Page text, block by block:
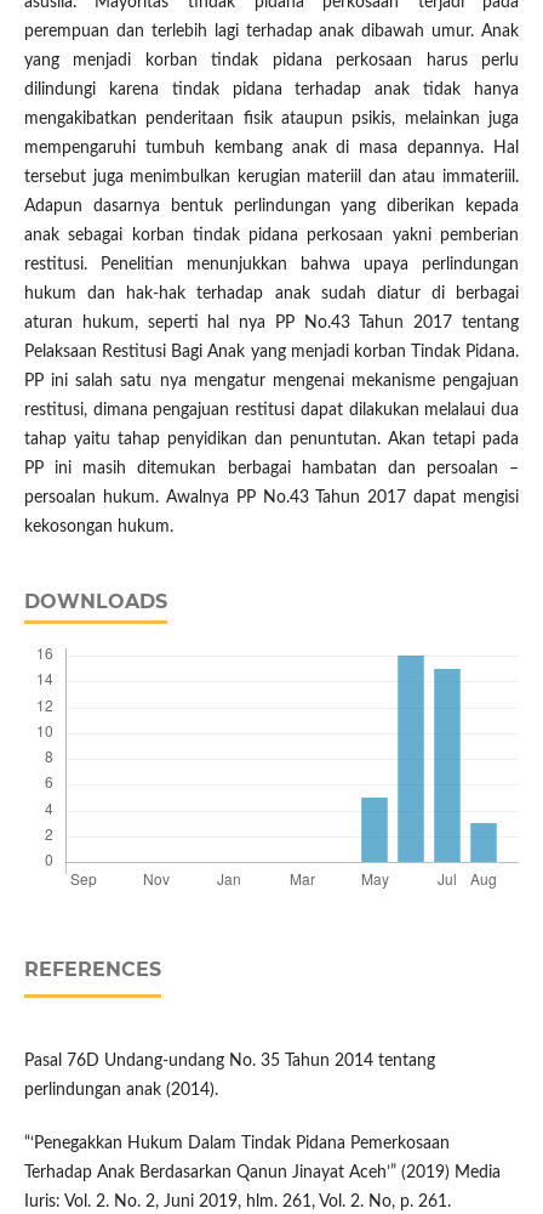
perempuan dan terlebih lagi terhadap anak dibawah umur. Anak
yang menjadi korban tindak pidana perkosaan harus perlu
dilindungi karena tindak pidana terhadap anak tidak hanya
mengakibatkan penderitaan fisik ataupun psikis, melainkan juga
mempengaruhi tumbuh kembang anak di masa depannya. Hal
tersebut juga menimbulkan kerugian materiil dan atau immateriil.
Adapun dasarnya bentuk perlindungan yang diberikan kepada
anak sebagai korban tindak pidana perkosaan yakni pemberian
restitusi. Penelitian menunjukkan bahwa upaya perlindungan
hukum dan hak-hak terhadap anak sudah diatur di berbagai
aturan hukum, seperti hal nya PP No.43 Tahun 2017 tentang
Pelaksaan Restitusi Bagi Anak yang menjadi korban Tindak Pidana.
PP ini salah satu nya mengatur mengenai mekanisme pengajuan
restitusi, dimana pengajuan restitusi dapat dilakukan melalaui dua
tahap yaitu tahap penyidikan dan penuntutan. Akan tetapi pada
PP ini masih ditemukan berbagai hambatan dan persoalan –
persoalan hukum. Awalnya PP No.43 Tahun 2017 dapat mengisi
kekosongan hukum.
DOWNLOADS
REFERENCES
Pasal 76D Undang-undang No. 35 Tahun 2014 tentang
perlindungan anak (2014).
“‘Penegakkan Hukum Dalam Tindak Pidana Pemerkosaan
Terhadap Anak Berdasarkan Qanun Jinayat Aceh’” (2019) Media
Iuris: Vol. 2. No. 2, Juni 2019, hlm. 261, Vol. 2. No, p. 261.